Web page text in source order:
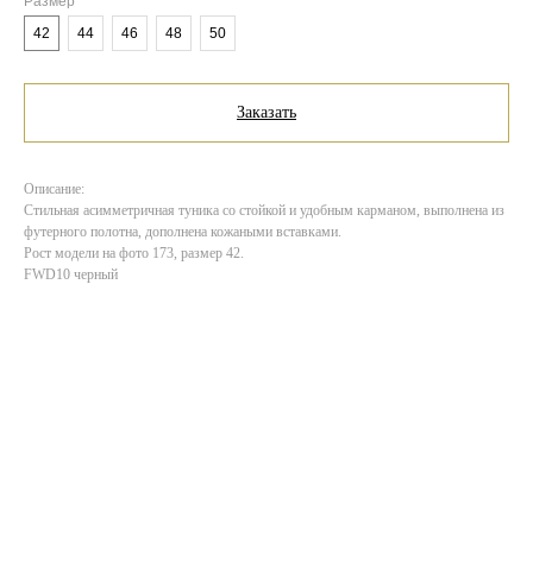
42
44 46 48 50
Заказать
Описание:
Стильная асимметричная туника со стойкой и удобным карманом, выполнена из
футерного полотна, дополнена кожаными вставками.
Рост модели на фото 173, размер 42.
FWD10 черный